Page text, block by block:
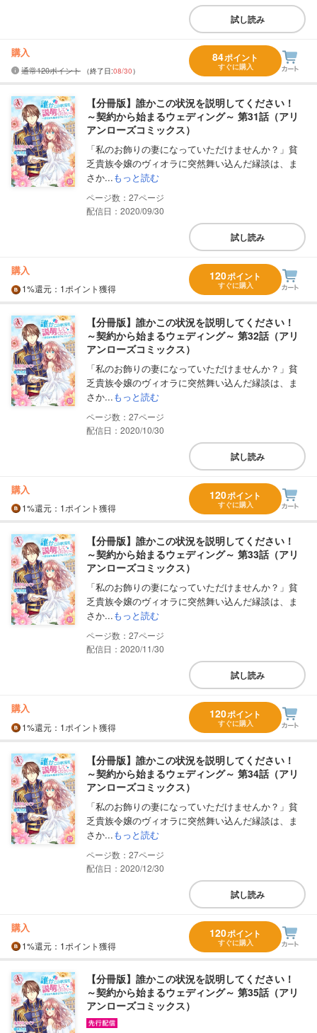
試し読み
購入
通常120ポイント （終了日:08/30）
84ポイント
すぐに購入
【分冊版】誰かこの状況を説明してください！
～契約から始まるウェディング～ 第31話（アリ
アンローズコミックス）
「私のお飾りの妻になっていただけませんか？」貧
乏貴族令嬢のヴィオラに突然舞い込んだ縁談は、ま
さか...もっと読む
27
配信日：2020/09/30
試し読み
購入
1%還元 ：1ポイント獲得
120ポイント
すぐに購入
【分冊版】誰かこの状況を説明してください！
～契約から始まるウェディング～ 第32話（アリ
アンローズコミックス）
「私のお飾りの妻になっていただけませんか？」貧
乏貴族令嬢のヴィオラに突然舞い込んだ縁談は、ま
さか...もっと読む
27
配信日：2020/10/30
試し読み
購入
1%還元 ：1ポイント獲得
120ポイント
すぐに購入
【分冊版】誰かこの状況を説明してください！
～契約から始まるウェディング～ 第33話（アリ
アンローズコミックス）
「私のお飾りの妻になっていただけませんか？」貧
乏貴族令嬢のヴィオラに突然舞い込んだ縁談は、ま
さか...もっと読む
27
配信日：2020/11/30
試し読み
購入
1%還元 ：1ポイント獲得
120ポイント
すぐに購入
【分冊版】誰かこの状況を説明してください！
～契約から始まるウェディング～ 第34話（アリ
アンローズコミックス）
「私のお飾りの妻になっていただけませんか？」貧
乏貴族令嬢のヴィオラに突然舞い込んだ縁談は、ま
さか...もっと読む
27
配信日：2020/12/30
試し読み
購入
1%還元 ：1ポイント獲得
120ポイント
すぐに購入
【分冊版】誰かこの状況を説明してください！
～契約から始まるウェディング～ 第35話（アリ
アンローズコミックス）